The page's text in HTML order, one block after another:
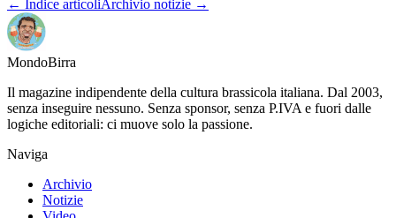
← Indice articoliArchivio notizie →
MondoBirra
Il magazine indipendente della cultura brassicola italiana. Dal 2003,
senza inseguire nessuno. Senza sponsor, senza P.IVA e fuori dalle
logiche editoriali: ci muove solo la passione.
Naviga
Archivio
Notizie